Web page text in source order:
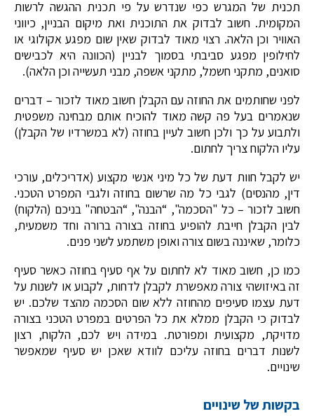
תכנית של המגרש כפי שנדרש על פי תכנית ההגשה לרשות
המקומית. חשוב לבדוק את התוכנית ואת מיקום הבניין, כיווני
האוויר וכן הלאה. רצוי מאוד לבדוק שאין שום מפגע אקולוגי או
לחילופין מפגע סביבתי בסמוך לבניין (הכוונה היא לכבישים
סואנים, מתקני חשמל, מתקני אשפה, מבני תעשייה וכן הלאה).
לפני שחותמים את החוזה עם הקבלן חשוב מאוד לזכור – דברים
שנאמרים בעל פה קשה מאוד להוכיח אותם מבחינה משפטית
ולתבוע על כך ולכן חשוב לעיין בחוזה (לא במשרדיו של הקבלן)
עליו הלקוח צריך לחתום.
יש לקבל חוות דעת של כל מיני אנשי מקצוע (אדריכלים, עורכי
דין, מהנסים) לגבי כל מה שרשום בחוזה ולגבי המפרט הטכני.
חשוב לזכור – כל "הסכמה", “הבנה", “הבטחה" בניכם (הלקוח)
לבין הקבלן חייבת להופיע בחוזה בצורה ברורה וחד משמעית,
כלומר, שאיננה בשום צורה ואופן משתמע לשני פנים.
כמו כן, חשוב מאוד לא לחתום על אף סעיף בחוזה כאשר סעיף
זה באיזושהי צורה מאפשרת לקבלן לדחות, לקבוע או לשנות על
דעת עצמו סעיפים מהחוזה ללא שום הסכמה מהצד שלכם. יש
לבדוק כי הקבלן ממלא את כל הפרטים במפרט הטכני בצורה
מדויקת, מקצועית ומפורטת. במידה ויש לכם, הלקוח, רצון
לשנות דברים בחוזה עליכם לוודא שאכן יש סעיף שמאפשר
שינויים.
בקשות של שינויים